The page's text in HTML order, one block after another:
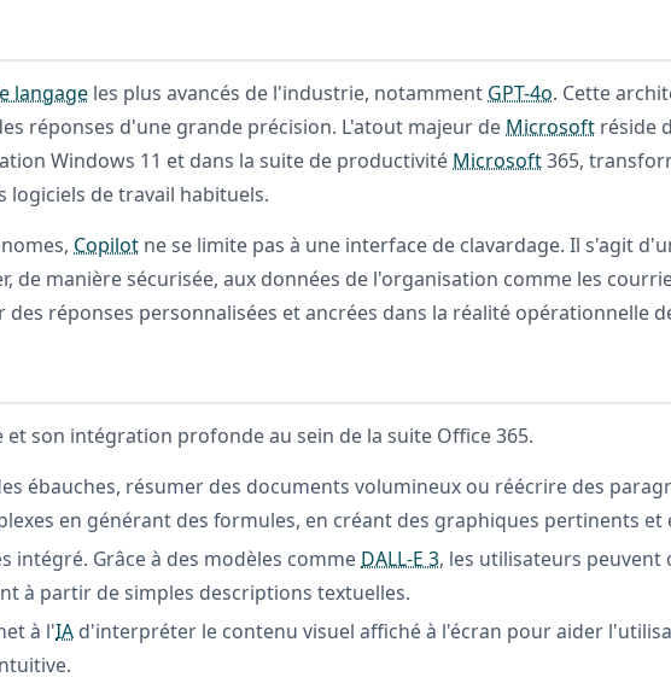
langage les plus avancés de l'industrie, notamment GPT-4o. Cette
réponses d'une grande précision. L'atout majeur de Microsoft réside
Windows 11 et dans la suite de productivité Microsoft365,
logiciels de travail habituels.
Copilot ne se limite pas à une interface de clavardage. Il s'agit
de manière sécurisée, aux données de l'organisation comme les
réponses personnalisées et ancrées dans la réalité opérationnelle
et son intégration profonde au sein de la suite Office 365.
ébauches, résumer des documents volumineux ou réécrire des
en générant des formules, en créant des graphiques pertinents
Grâce à des modèles comme DALL-E 3, les utilisateurs peuvent
à partir de simples descriptions textuelles.
à l'IA d'interpréter le contenu visuel affiché à l'écran pour aider